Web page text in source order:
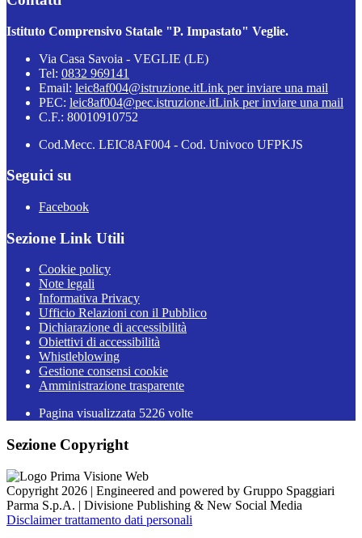
Istituto Comprensivo Statale "P. Impastato" Veglie.
Via Casa Savoia - VEGLIE (LE)
Tel: 0832 969141
Email: leic8af004@istruzione.itLink per inviare una mail
PEC: leic8af004@pec.istruzione.itLink per inviare una mail
C.F.: 80010910752
Cod.Mecc. LEIC8AF004 - Cod. Univoco UFPKJS
Seguici su
Facebook
Sezione Link Utili
Cookie policy
Note legali
Informativa Privacy
Ufficio Relazioni con il Pubblico
Dichiarazione di accessibilità
Obiettivi di accessibilità
Whistleblowing
Gestione consensi cookie
Amministrazione trasparente
Pagina visualizzata 5226 volte
Sezione Copyright
Copyright 2026 | Engineered and powered by Gruppo Spaggiari
Parma S.p.A. | Divisione Publishing & New Social Media
Disclaimer trattamento dati personali